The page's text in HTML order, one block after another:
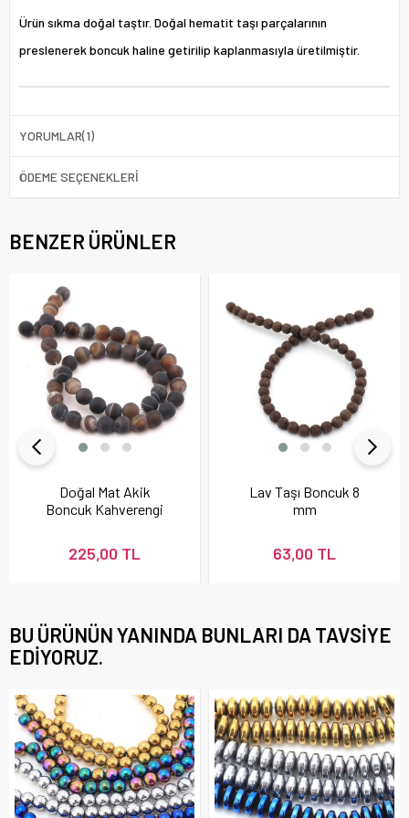
Ürün sıkma doğal taştır. Doğal hematit taşı parçalarının
preslenerek boncuk haline getirilip kaplanmasıyla üretilmiştir.
YORUMLAR(1)
ÖDEME SEÇENEKLERI
BENZER ÜRÜNLER
Doğal Mat Akik
Boncuk Kahverengi
225,00 TL
Lav Taşı Boncuk 8
mm
63,00 TL
BU ÜRÜNÜN YANINDA BUNLARI DA TAVSIYE
EDIYORUZ.